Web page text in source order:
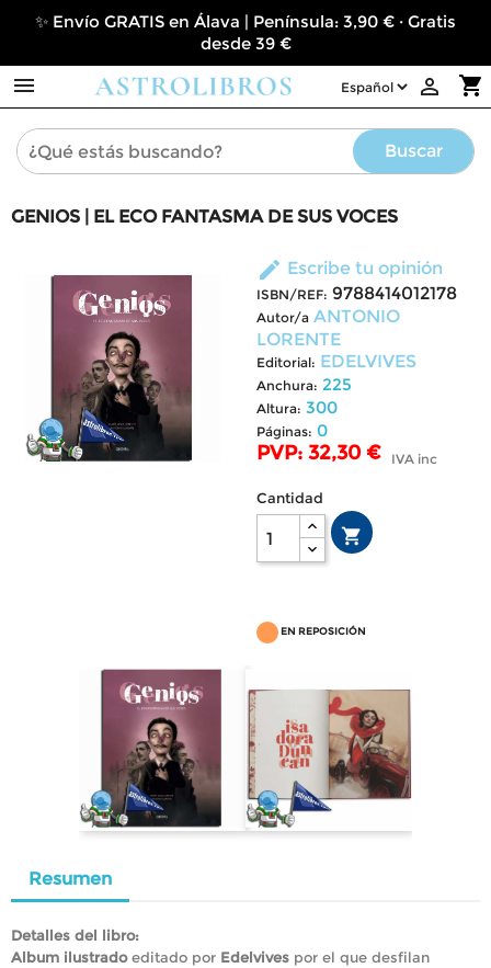
✨ Envío GRATIS en Álava | Península: 3,90 € · Gratis
desde 39 €
 shopping_cart

Buscar
GENIOS | EL ECO FANTASMA DE SUS VOCES
edit Escribe tu opinión
ISBN/REF: 9788414012178
Autor/a ANTONIO
LORENTE
Editorial: EDELVIVES
Anchura: 225
Altura: 300
Páginas: 0
PVP: 32,30 € IVA inc
Cantidad

EN REPOSICIÓN
Resumen
Detalles del libro:
Album ilustradoeditado por Edelvives por el que desfilan